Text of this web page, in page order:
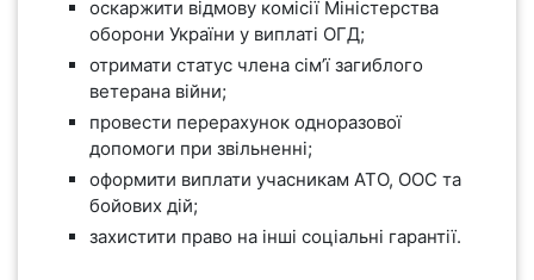
оскаржити відмову комісії Міністерства
оборони України у виплаті ОГД;
отримати статус члена сім’ї загиблого
ветерана війни;
провести перерахунок одноразової
допомоги при звільненні;
оформити виплати учасникам АТО, ООС та
бойових дій;
захистити право на інші соціальні гарантії.